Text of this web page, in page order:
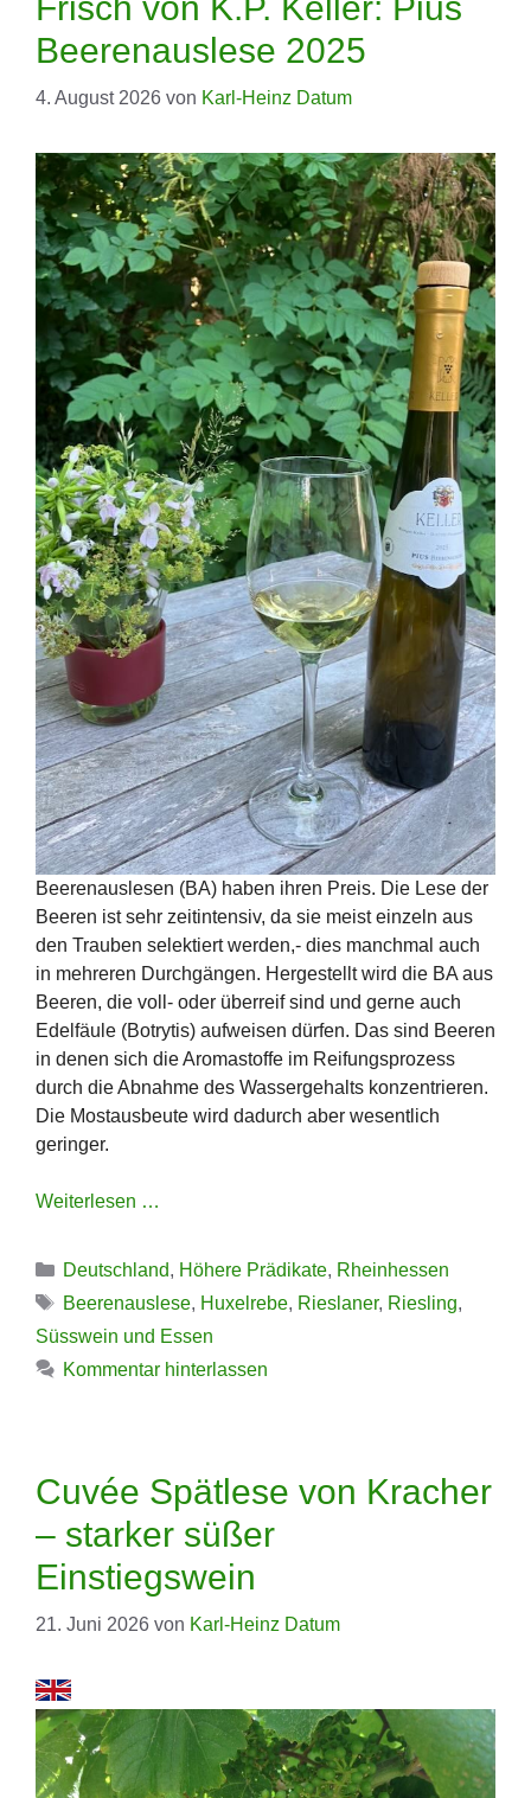
Beerenauslese 2025
4. August 2026 von Karl-Heinz Datum
Beerenauslesen (BA) haben ihren Preis. Die Lese der
Beeren ist sehr zeitintensiv, da sie meist einzeln aus
den Trauben selektiert werden,- dies manchmal auch
in mehreren Durchgängen. Hergestellt wird die BA aus
Beeren, die voll- oder überreif sind und gerne auch
Edelfäule (Botrytis) aufweisen dürfen. Das sind Beeren
in denen sich die Aromastoffe im Reifungsprozess
durch die Abnahme des Wassergehalts konzentrieren.
Die Mostausbeute wird dadurch aber wesentlich
geringer.
Weiterlesen …
Kategorien
Deutschland, Höhere Prädikate, Rheinhessen
Schlagwörter
Beerenauslese, Huxelrebe, Rieslaner, Riesling,
Süsswein und Essen
Kommentar hinterlassen
Cuvée Spätlese von Kracher
– starker süßer
Einstiegswein
21. Juni 2026 von Karl-Heinz Datum